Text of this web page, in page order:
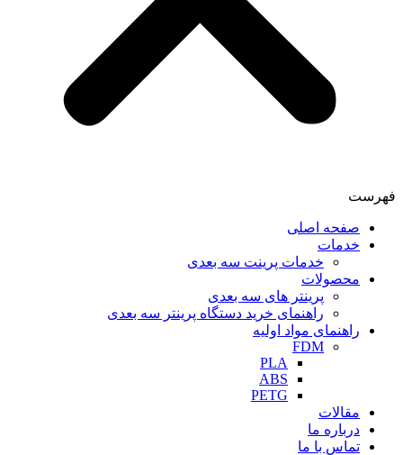
فهرست
صفحه اصلی
خدمات
خدمات پرینت سه بعدی
محصولات
پرینتر های سه بعدی
راهنمای خرید دستگاه پرینتر سه بعدی
راهنمای مواد اولیه
FDM
PLA
ABS
PETG
مقالات
درباره ما
تماس با ما